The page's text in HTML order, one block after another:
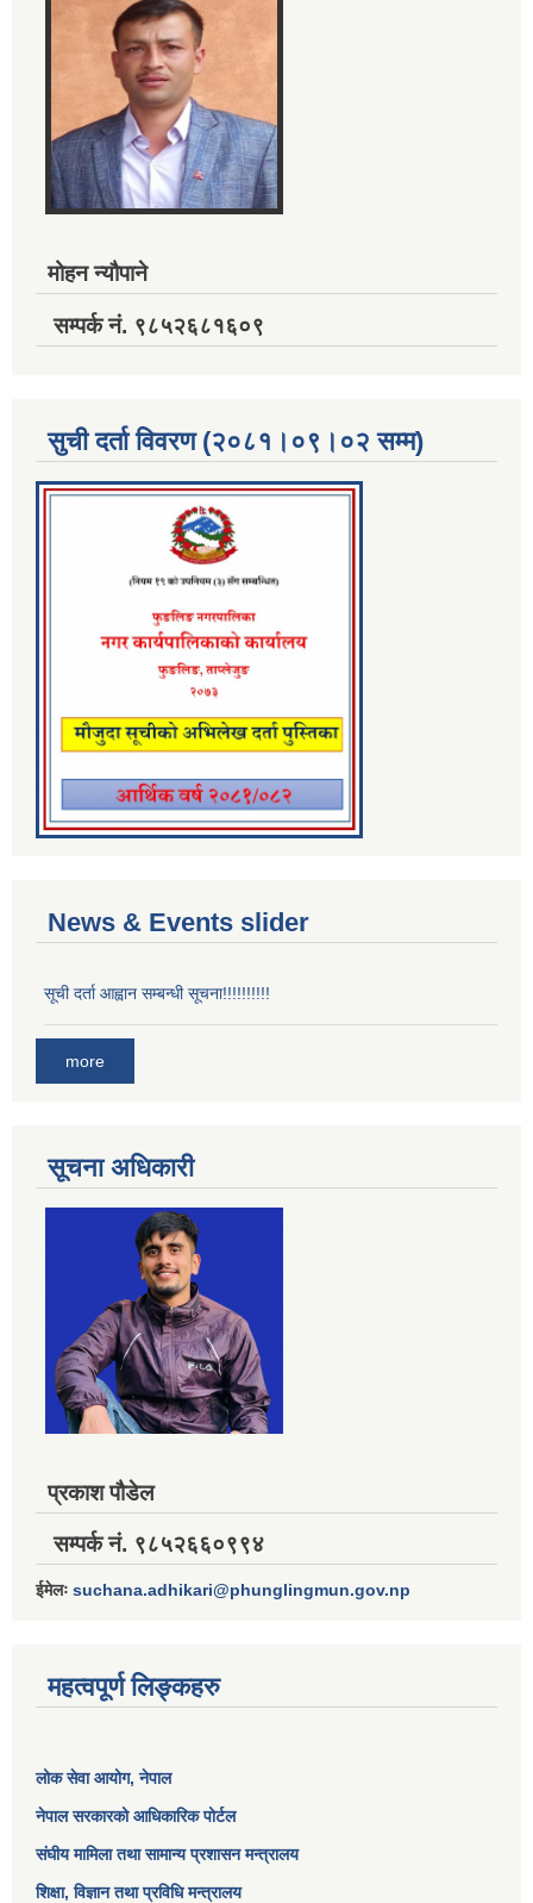
मोहन न्यौपाने
सम्पर्क नं. ९८५२६८१६०९
सुची दर्ता विवरण (२०८१।०९।०२ सम्म)
News & Events slider
सूची दर्ता आह्वान सम्बन्धी सूचना!!!!!!!!!!
more
सूचना अधिकारी
प्रकाश पौडेल
सम्पर्क नं. ९८५२६६०९९४
ईमेलः suchana.adhikari@phunglingmun.gov.np
महत्वपूर्ण लिङ्कहरु
लोक सेवा आयोग, नेपाल
नेपाल सरकारको आधिकारिक पोर्टल
संघीय मामिला तथा सामान्य प्रशासन मन्त्रालय
शिक्षा, विज्ञान तथा प्रविधि मन्त्रालय